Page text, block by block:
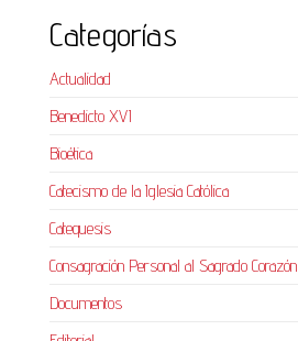
Categorías
Actualidad
Benedicto XVI
Bioética
Catecismo de la Iglesia Católica
Catequesis
Consagración Personal al Sagrado Corazón
Documentos